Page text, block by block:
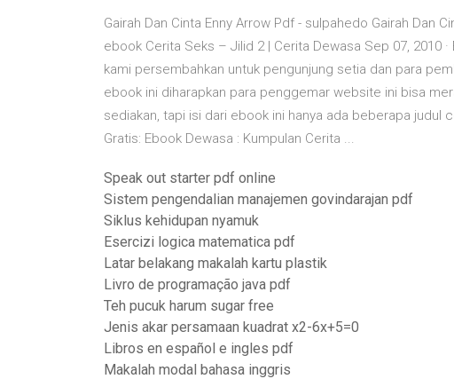
Gairah Dan Cinta Enny Arrow Pdf - sulpahedo Gairah Dan
ebook Cerita Seks – Jilid 2 | Cerita Dewasa Sep 07, 2010
kami persembahkan untuk pengunjung setia dan para
ebook ini diharapkan para penggemar website ini bisa
sediakan, tapi isi dari ebook ini hanya ada beberapa judul
Gratis: Ebook Dewasa : Kumpulan Cerita ...
Speak out starter pdf online
Sistem pengendalian manajemen govindarajan pdf
Siklus kehidupan nyamuk
Esercizi logica matematica pdf
Latar belakang makalah kartu plastik
Livro de programação java pdf
Teh pucuk harum sugar free
Jenis akar persamaan kuadrat x2-6x+5=0
Libros en español e ingles pdf
Makalah modal bahasa inggris